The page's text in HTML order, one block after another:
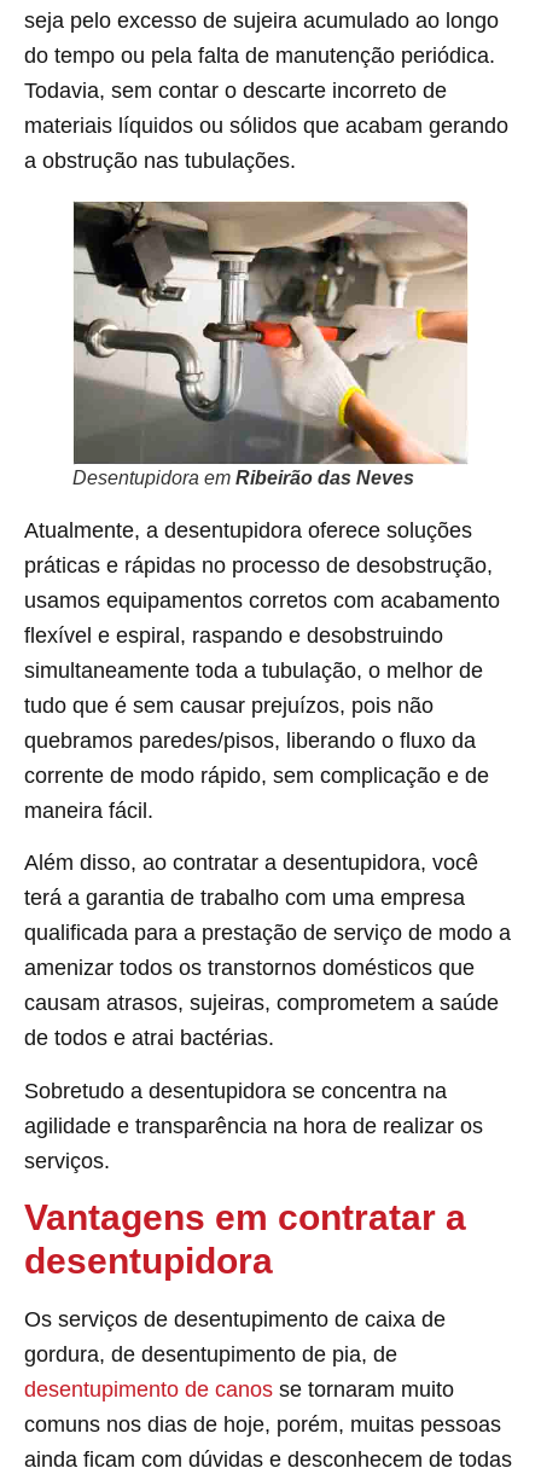
seja pelo excesso de sujeira acumulado ao longo
do tempo ou pela falta de manutenção periódica.
Todavia, sem contar o descarte incorreto de
materiais líquidos ou sólidos que acabam gerando
a obstrução nas tubulações.
Desentupidora em Ribeirão das Neves
Atualmente, a desentupidora oferece soluções
práticas e rápidas no processo de desobstrução,
usamos equipamentos corretos com acabamento
flexível e espiral, raspando e desobstruindo
simultaneamente toda a tubulação, o melhor de
tudo que é sem causar prejuízos, pois não
quebramos paredes/pisos, liberando o fluxo da
corrente de modo rápido, sem complicação e de
maneira fácil.
Além disso, ao contratar a desentupidora, você
terá a garantia de trabalho com uma empresa
qualificada para a prestação de serviço de modo a
amenizar todos os transtornos domésticos que
causam atrasos, sujeiras, comprometem a saúde
de todos e atrai bactérias.
Sobretudo a desentupidora se concentra na
agilidade e transparência na hora de realizar os
serviços.
Vantagens em contratar a
desentupidora
Os serviços de desentupimento de caixa de
gordura, de desentupimento de pia, de
desentupimento de canos se tornaram muito
comuns nos dias de hoje, porém, muitas pessoas
ainda ficam com dúvidas e desconhecem de todas